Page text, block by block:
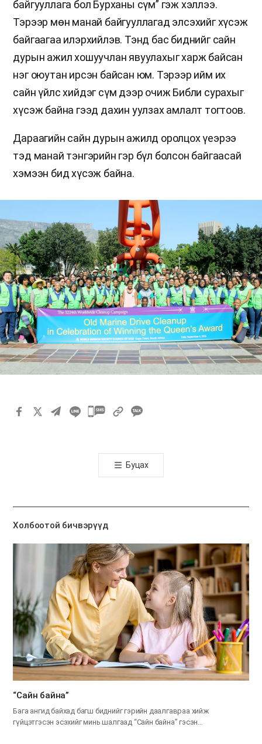
байгууллага бол Бурханы сүм” гэж хэллээ.
Тэрээр мөн манай байгууллагад элсэхийг хүсэж
байгаагаа илэрхийлэв. Тэнд бас биднийг сайн
дурын ажил хошуучлан явуулахыг харж байсан
нэг оюутан ирсэн байсан юм. Тэрээр ийм их
сайн үйлс хийдэг сүм дээр очиж Библи сурахыг
хүсэж байна гээд дахин уулзах амлалт тогтоов.
Дараагийн сайн дурын ажилд оролцох үеэрээ
тэд манай тэнгэрийн гэр бүл болсон байгаасай
хэмээн бид хүсэж байна.
카
톡
공
기
Буцах
Холбоотой бичвэрүүд
“Сайн байна”
Бага ангид байхад багш биднийг гэрийн даалгавраа хийж
гүйцэтгэсэн эсэхийг минь шалгаад “Сайн байна” гэсэн…